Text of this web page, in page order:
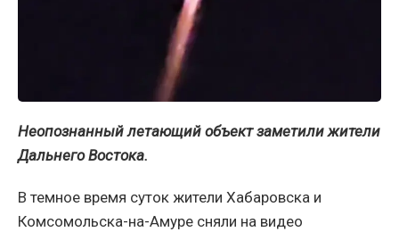
Неопознанный летающий объект заметили жители
Дальнего Востока.
В темное время суток жители Хабаровска и
Комсомольска-на-Амуре сняли на видео